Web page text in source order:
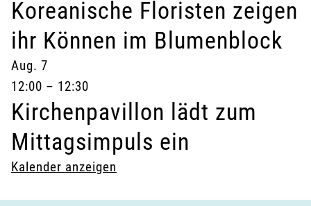
Koreanische Floristen zeigen
ihr Können im Blumenblock
Aug. 7
12:00 – 12:30
Kirchenpavillon lädt zum
Mittagsimpuls ein
Kalender anzeigen